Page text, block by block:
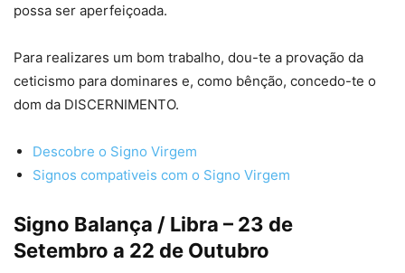
possa ser aperfeiçoada.
Para realizares um bom trabalho, dou-te a provação da
ceticismo para dominares e, como bênção, concedo-te o
dom da DISCERNIMENTO.
Descobre o Signo Virgem
Signos compativeis com o Signo Virgem
Signo Balança / Libra – 23 de
Setembro a 22 de Outubro